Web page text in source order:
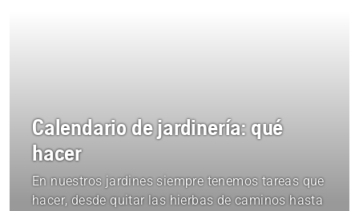
Calendario de jardinería: qué
hacer
En nuestros jardines siempre tenemos tareas que
hacer, desde quitar las hierbas de caminos hasta